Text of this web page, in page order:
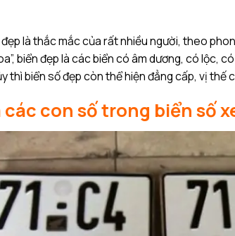
là thắc mắc của rất nhiều người, theo
biển đẹp là các biển có âm dương, có lộc,
thì biển số đẹp còn thể hiện đẳng cấp, vị thế
các con số trong biển số